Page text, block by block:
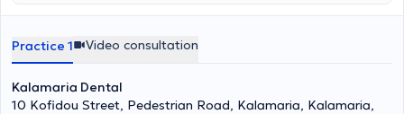
Practice 1 Video consultation
Kalamaria Dental
10 Kofidou Street, Pedestrian Road, Kalamaria, Kalamaria,